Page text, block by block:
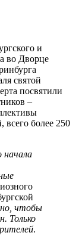
и
во Дворце
святой
посвятили
–
более 250
начала
чтобы
Только
.